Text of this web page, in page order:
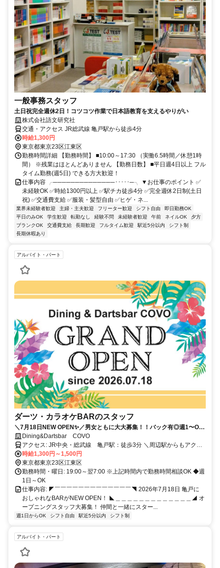
一般事務スタッフ
土日祝完全週休2日！コツコツ作業で日本語教育を支えるやりがい
株式会社語文研究社
交通・アクセス JR総武線 亀戸駅から徒歩4分
時給1,300円
東京都東京23区江東区
勤務時間詳細 【勤務時間】 ■10:00～17:30 （実働6.5時間／休憩1時
間） ※残業はほとんどありません 【勤務日数】 ■平日週4日以上 フル
タイム勤務(週5日) できる方大歓迎！
仕事内容 ╭──────────────･････─╮ ▼お仕事のポイント ✅
未経験OK ✅時給1300円以上 ✅駅チカ徒歩4分 ✅完全週休2日制(土日
祝) ✅交通費支給 ✅服装・髪型自由 ✅ヒゲ・ネ...
業界未経験者歓迎 主婦・主夫歓迎 フリーター歓迎 シフト自由
即日勤務OK
平日のみOK
学生歓迎 転勤なし 経験不問 未経験者歓迎 午前 ネイルOK
夕方
ブランクOK
交通費支給 長期歓迎 フルタイム歓迎 駅近5分以内
シフト制
長期休暇あり
アルバイト・パート
ダーツ・カラオケBARのスタッフ
＼7月18日NEW OPEN✨／男女ともに大大募集！！バック有◎週1〜OK
＆髪型タトゥー完全自由！駅チカ徒歩3分！
Dining&Dartsbar COVO
アクセス: JR中央・総武線 亀戸駅：徒歩3分 ＼周辺駅からもアクセ
ス抜群！／ 錦糸町駅、新小岩駅、平井駅、秋葉原駅、 西大島駅、押
上駅などからも乗り換えなし！ ⭐️総武線一本で千葉エリアからも通勤
ラクラク！ 市川駅・本八幡駅から約10分、 船橋駅・津田沼駅からも
20分ちょっとで 通える好立地✨️✨️
時給1,300円～1,500円
東京都東京23区江東区
勤務時間・曜日: 19:00～翌7:00 ※上記時間内で勤務時間相談OK ◆週
1日～OK
仕事内容: ◤￣￣￣￣￣￣￣￣￣￣￣￣￣◥ 2026年7月18日 亀戸に
おしゃれなBARがNEW OPEN！ ◣＿＿＿＿＿＿＿＿＿＿＿＿＿◢ オ
ープニングスタッフ大募集！ 仲間と一緒にスター...
週1日からOK シフト自由 駅近5分以内 シフト制
アルバイト・パート